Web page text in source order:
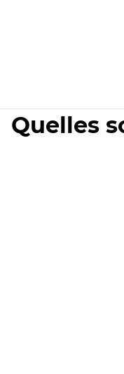
Quelles